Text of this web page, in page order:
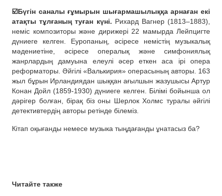
☑️Бүгін саналы ғұмырын шығармашылыққа арнаған екі
атақты тұлғаның туған күні. Рихард Вагнер (1813–1883),
неміс композиторы және дирижері 22 мамырда Лейпцигте
дүниеге келген. Еуропаның, әсіресе немістің музыкалық
мәдениетіне, әсіресе опералық және симфониялық
жанрлардың дамуына елеулі әсер еткен аса ірі опера
реформаторы. Әйгілі «Валькирия» операсының авторы. 163
жыл бұрын Ирландиядан шыққан ағылшын жазушысы Артур
Конан Дойл (1859-1930) дүниеге келген. Білімі бойынша ол
дәрігер болған, бірақ біз оны Шерлок Холмс туралы әйгілі
детективтердің авторы ретінде білеміз.
Кітап оқығанды немесе музыка тыңдағанды ұнатасыз ба?
Читайте также